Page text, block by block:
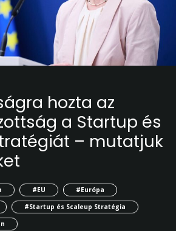
hozta az
a Startup és
– mutatjuk
#EU
#Európa
#Startup és Scaleup Stratégia